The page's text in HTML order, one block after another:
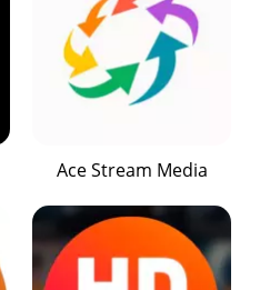
Ace Stream Media